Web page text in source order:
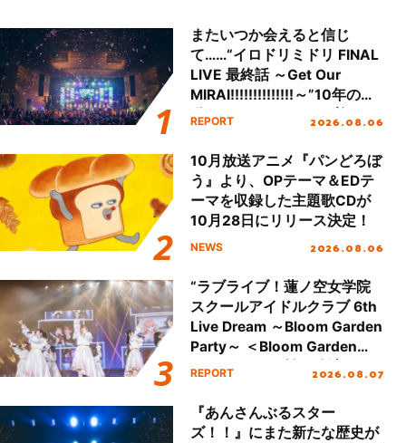
またいつか会えると信じ
て……“イロドリミドリ FINAL
LIVE 最終話 ～Get Our
MIRAI!!!!!!!!!!!!!!～”10年の活
動を経てファイナルを迎える
REPORT 2026.08.06
10月放送アニメ『パンどろぼ
う』より、OPテーマ＆EDテ
ーマを収録した主題歌CDが
10月28日にリリース決定！
NEWS 2026.08.06
“ラブライブ！蓮ノ空女学院
スクールアイドルクラブ 6th
Live Dream ～Bloom Garden
Party～ ＜Bloom Garden
Party Stage／埼玉公演＞”
REPORT 2026.08.07
『あんさんぶるスター
ズ！！』にまた新たな歴史が